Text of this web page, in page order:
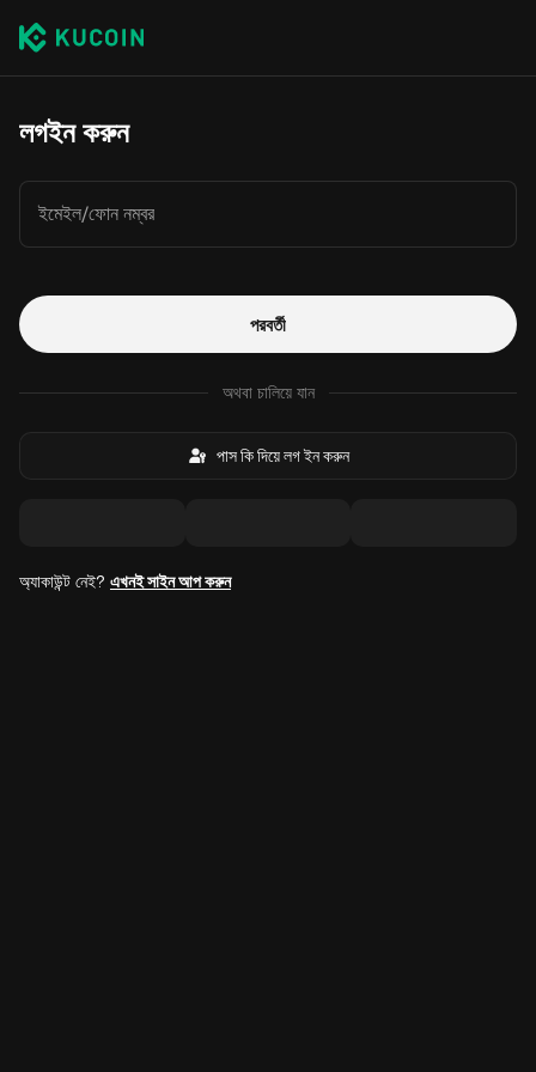
লগইন করুন
ইমেইল/ফোন নম্বর
পরবর্তী
অথবা চালিয়ে যান
পাস কি দিয়ে লগ ইন করুন
অ্যাকাউন্ট নেই? এখনই সাইন আপ করুন